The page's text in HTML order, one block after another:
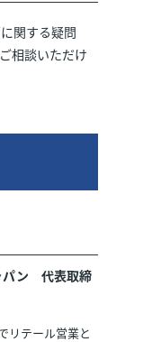
関する疑問
相談いただけ
パン 代表取締
リテール営業と